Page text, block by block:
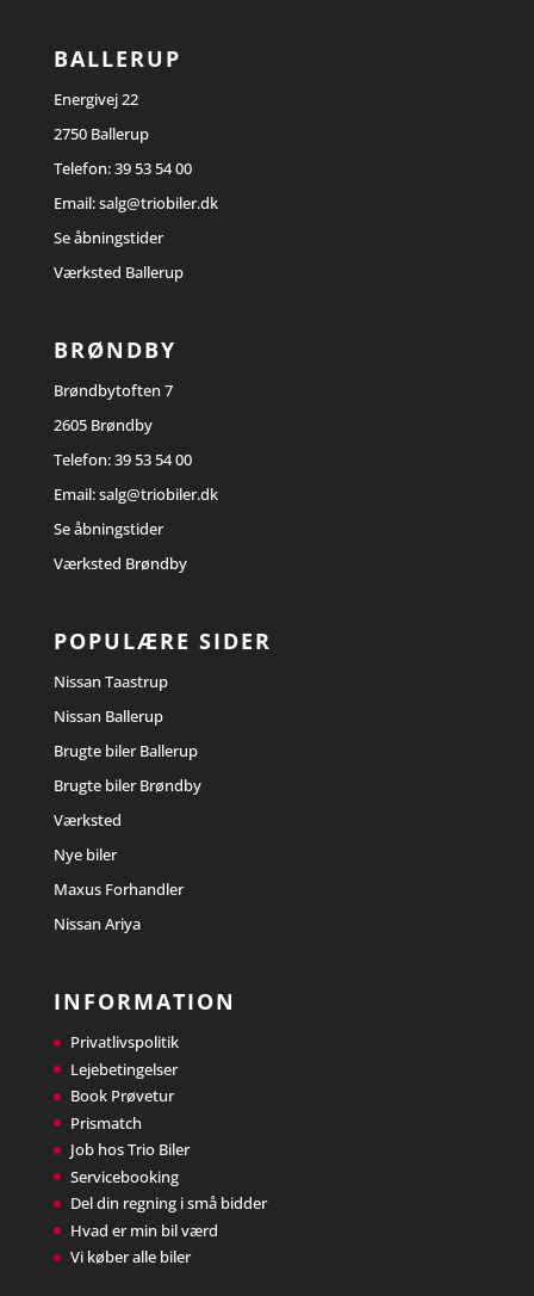
BALLERUP
Energivej 22
2750 Ballerup
Telefon:39 53 54 00
Email:salg@triobiler.dk
Se åbningstider
Værksted Ballerup
BRØNDBY
Brøndbytoften 7
2605 Brøndby
Telefon:39 53 54 00
Email:salg@triobiler.dk
Se åbningstider
Værksted Brøndby
POPULÆRE SIDER
Nissan Taastrup
Nissan Ballerup
Brugte biler Ballerup
Brugte biler Brøndby
Værksted
Nye biler
Maxus Forhandler
Nissan Ariya
INFORMATION
Privatlivspolitik
Lejebetingelser
Book Prøvetur
Prismatch
Job hos Trio Biler
Servicebooking
Del din regning i små bidder
Hvad er min bil værd
Vi køber alle biler